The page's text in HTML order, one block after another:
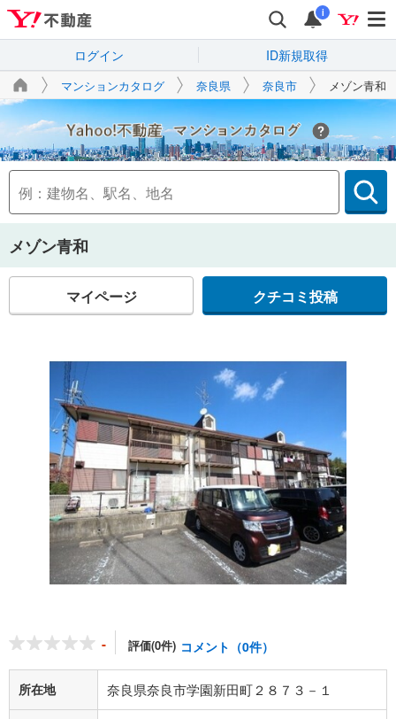
i
ログイン ID新規取得
マンションカタログ 奈良県 奈良市 メゾン青和
Yahoo!不動産
メゾン青和
マイページ クチコミ投稿
- 評価(0件) コメント（0件）
所在地 奈良県奈良市学園新田町２８７３－１